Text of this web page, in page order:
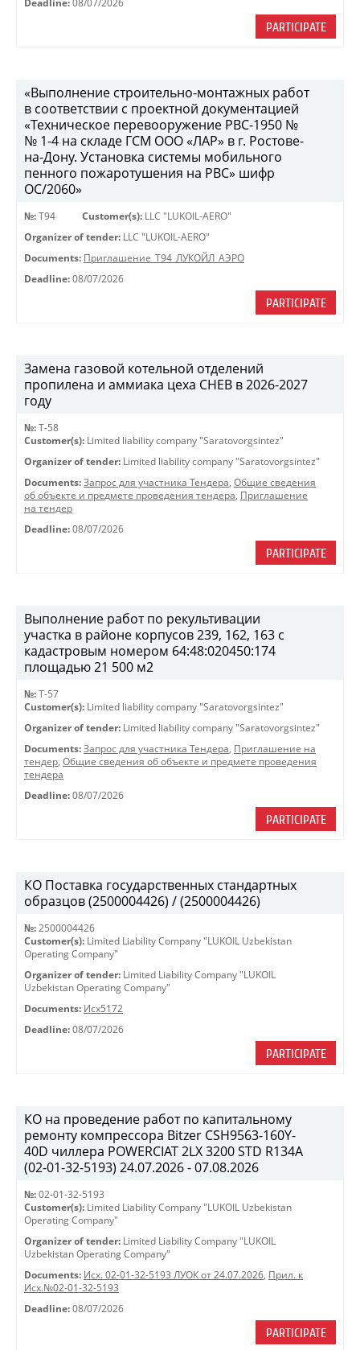
Deadline: 08/07/2026
PARTICIPATE
«Выполнение строительно-монтажных работ
в соответствии с проектной документацией
«Техническое перевооружение РВС-1950 №
№ 1-4 на складе ГСМ ООО «ЛАР» в г. Ростове-
на-Дону. Установка системы мобильного
пенного пожаротушения на РВС» шифр
ОС/2060»
№: Т94 Customer(s): LLC "LUKOIL-AERO"
Organizer of tender: LLC "LUKOIL-AERO"
Documents: Приглашение_Т94_ЛУКОЙЛ_АЭРО
Deadline: 08/07/2026
PARTICIPATE
Замена газовой котельной отделений
пропилена и аммиака цеха СНЕВ в 2026-2027
году
№: Т-58
Customer(s): Limited liability company "Saratovorgsintez"
Organizer of tender: Limited liability company "Saratovorgsintez"
Documents: Запрос для участника Тендера, Общие сведения
об объекте и предмете проведения тендера, Приглашение
на тендер
Deadline: 08/07/2026
PARTICIPATE
Выполнение работ по рекультивации
участка в районе корпусов 239, 162, 163 с
кадастровым номером 64:48:020450:174
площадью 21 500 м2
№: T-57
Customer(s): Limited liability company "Saratovorgsintez"
Organizer of tender: Limited liability company "Saratovorgsintez"
Documents: Запрос для участника Тендера, Приглашение на
тендер, Общие сведения об объекте и предмете проведения
тендера
Deadline: 08/07/2026
PARTICIPATE
КО Поставка государственных стандартных
образцов (2500004426) / (2500004426)
№: 2500004426
Customer(s): Limited Liability Company "LUKOIL Uzbekistan
Operating Company"
Organizer of tender: Limited Liability Company "LUKOIL
Uzbekistan Operating Company"
Documents: Исх5172
Deadline: 08/07/2026
PARTICIPATE
КО на проведение работ по капитальному
ремонту компрессора Bitzer CSH9563-160Y-
40D чиллера POWERCIAT 2LX 3200 STD R134A
(02-01-32-5193) 24.07.2026 - 07.08.2026
№: 02-01-32-5193
Customer(s): Limited Liability Company "LUKOIL Uzbekistan
Operating Company"
Organizer of tender: Limited Liability Company "LUKOIL
Uzbekistan Operating Company"
Documents: Исх. 02-01-32-5193 ЛУОК от 24.07.2026, Прил. к
Исх.№02-01-32-5193
Deadline: 08/07/2026
PARTICIPATE